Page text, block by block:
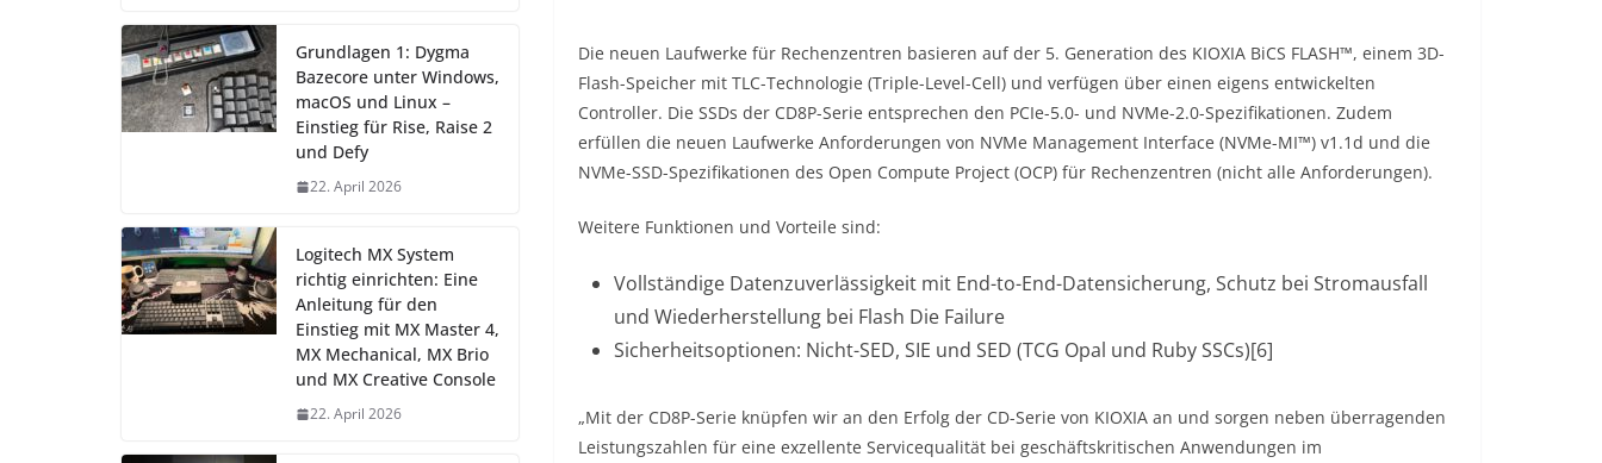
Die neuen Laufwerke für Rechenzentren basieren auf der 5. Generation des KIOXIA BiCS FLASH™, einem 3D-
Flash-Speicher mit TLC-Technologie (Triple-Level-Cell) und verfügen über einen eigens entwickelten
Controller. Die SSDs der CD8P-Serie entsprechen den PCIe-5.0- und NVMe-2.0-Spezifikationen. Zudem
erfüllen die neuen Laufwerke Anforderungen von NVMe Management Interface (NVMe-MI™) v1.1d und die
NVMe-SSD-Spezifikationen des Open Compute Project (OCP) für Rechenzentren (nicht alle Anforderungen).
Weitere Funktionen und Vorteile sind:
Vollständige Datenzuverlässigkeit mit End-to-End-Datensicherung, Schutz bei Stromausfall
und Wiederherstellung bei Flash Die Failure
Sicherheitsoptionen: Nicht-SED, SIE und SED (TCG Opal und Ruby SSCs)[6]
„Mit der CD8P-Serie knüpfen wir an den Erfolg der CD-Serie von KIOXIA an und sorgen neben überragenden
Leistungszahlen für eine exzellente Servicequalität bei geschäftskritischen Anwendungen im
Grundlagen 1: Dygma
Bazecore unter Windows,
macOS und Linux –
Einstieg für Rise, Raise 2
und Defy
22. April 2026
Logitech MX System
richtig einrichten: Eine
Anleitung für den
Einstieg mit MX Master 4,
MX Mechanical, MX Brio
und MX Creative Console
22. April 2026